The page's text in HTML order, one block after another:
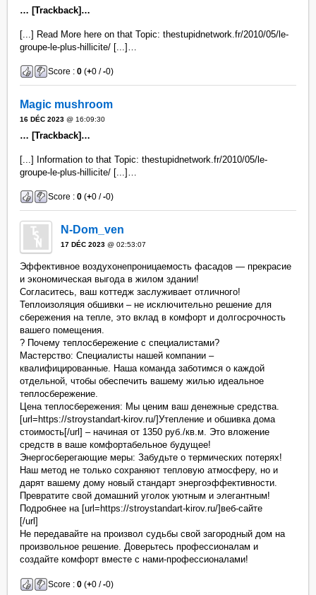
… [Trackback]…
[...] Read More here on that Topic: thestupidnetwork.fr/2010/05/le-
groupe-le-plus-hillicite/ [...]…
Score :0 (+0 /-0)
Magic mushroom
16 DÉC 2023 @ 16:09:30
… [Trackback]…
[...] Information to that Topic: thestupidnetwork.fr/2010/05/le-
groupe-le-plus-hillicite/ [...]…
Score :0 (+0 /-0)
N-Dom_ven
17 DÉC 2023 @ 02:53:07
Эффективное воздухонепроницаемость фасадов — прекрасие
и экономическая выгода в жилом здании!
Согласитесь, ваш коттедж заслуживает отличного!
Теплоизоляция обшивки – не исключительно решение для
сбережения на тепле, это вклад в комфорт и долгосрочность
вашего помещения.
? Почему теплосбережение с специалистами?
Мастерство: Специалисты нашей компании –
квалифицированные. Наша команда заботимся о каждой
отдельной, чтобы обеспечить вашему жилью идеальное
теплосбережение.
Цена теплосбережения: Мы ценим ваш денежные средства.
[url=https://stroystandart-kirov.ru/]Утепление и обшивка дома
стоимость[/url] – начиная от 1350 руб./кв.м. Это вложение
средств в ваше комфортабельное будущее!
Энергосберегающие меры: Забудьте о термических потерях!
Наш метод не только сохраняют тепловую атмосферу, но и
дарят вашему дому новый стандарт энергоэффективности.
Превратите свой домашний уголок уютным и элегантным!
Подробнее на [url=https://stroystandart-kirov.ru/]веб-сайте
[/url]
Не передавайте на произвол судьбы свой загородный дом на
произвольное решение. Доверьтесь профессионалам и
создайте комфорт вместе с нами-профессионалами!
Score :0 (+0 /-0)